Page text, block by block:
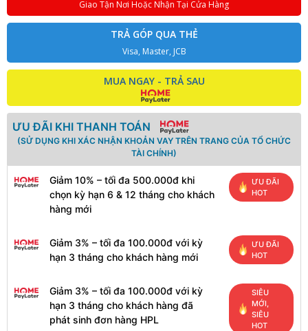
Giao Tận Nơi Hoặc Nhận Tại Cửa Hàng
TRẢ GÓP QUA THẺ
Visa, Master, JCB
MUA NGAY - TRẢ SAU
ƯU ĐÃI KHI THANH TOÁN
(SỬ DỤNG KHI XÁC NHẬN KHOẢN VAY TRÊN TRANG CỦA TỔ CHỨC
TÀI CHÍNH)
Giảm 10% – tối đa 500.000đ khi
chọn kỳ hạn 6 & 12 tháng cho khách
hàng mới
ƯU ĐÃI
HOT
Giảm 3% – tối đa 100.000đ với kỳ
hạn 3 tháng cho khách hàng mới
ƯU ĐÃI
HOT
Giảm 3% – tối đa 100.000đ với kỳ
hạn 3 tháng cho khách hàng đã
phát sinh đơn hàng HPL
SIÊU
MỚI,
SIÊU
HOT